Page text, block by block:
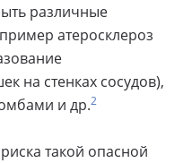
различные
атеросклероз
на стенках сосудов),
и др.2
такой опасной